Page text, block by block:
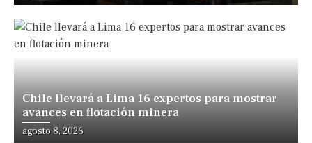
Chile llevará a Lima 16 expertos para mostrar
avances en flotación minera
agosto 8, 2026